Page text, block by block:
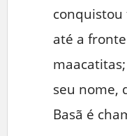
conquistou
até a
seu nome,
Basã é